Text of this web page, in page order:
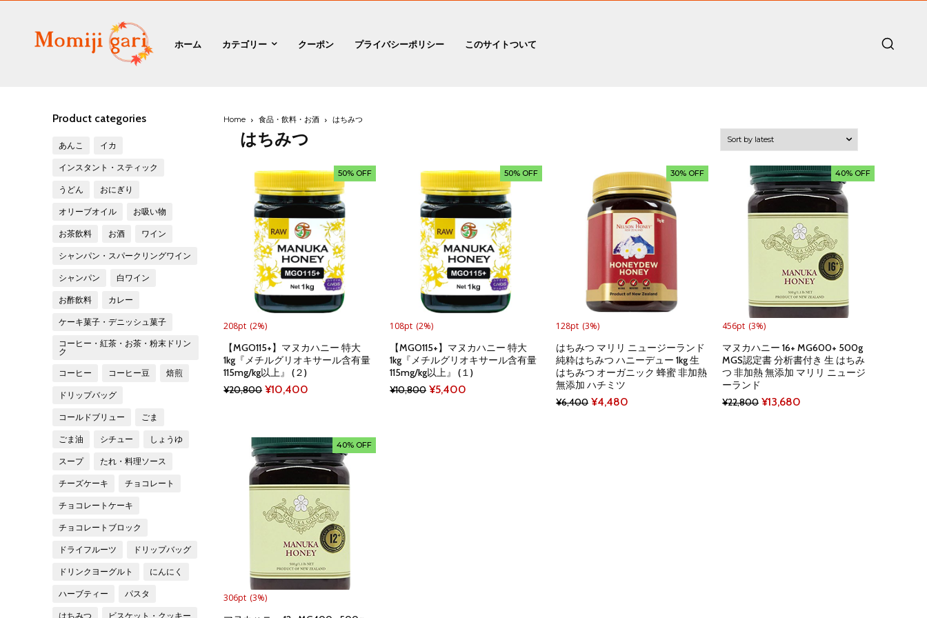
ホーム カテゴリー クーポン プライバシーポリシー このサイトついて
Product categories
あんこ イカ
インスタント・スティック
うどん おにぎり
オリーブオイル お吸い物
お茶飲料 お酒 ワイン
シャンパン・スパークリングワイン
シャンパン 白ワイン
お酢飲料 カレー
ケーキ菓子・デニッシュ菓子
コーヒー・紅茶・お茶・粉末ドリン
ク
コーヒー コーヒー豆 焙煎
ドリップバッグ
コールドブリュー ごま
ごま油 シチュー しょうゆ
スープ たれ・料理ソース
チーズケーキ チョコレート
チョコレートケーキ
チョコレートブロック
ドライフルーツ ドリップバッグ
ドリンクヨーグルト にんにく
ハーブティー パスタ
はちみつ ビスケット・クッキー
Home 食品・飲料・お酒 はちみつ
はちみつ
50% OFF
208pt (2%)
【MGO115+】マヌカハニー 特大
1kg『メチルグリオキサール含有量
115mg/kg以上』 (２)
¥20,800 Original
¥20,800.
¥10,400
¥10,400.
50% OFF
108pt (2%)
【MGO115+】マヌカハニー 特大
1kg『メチルグリオキサール含有量
115mg/kg以上』 (１)
¥10,800 Original
¥5,400
30% OFF
128pt (3%)
はちみつ マリリ ニュージーランド
純粋はちみつ ハニーデュー 1kg 生
はちみつ オーガニック 蜂蜜 非加熱
無添加 ハチミツ
¥6,400 Original
¥4,480
40% OFF
456pt (3%)
マヌカハニー 16+ MG600+ 500g
MGS認定書 分析書付き 生 はちみ
つ 非加熱 無添加 マリリ ニュージ
ーランド
¥22,800 Original
¥13,680
40% OFF
306pt (3%)